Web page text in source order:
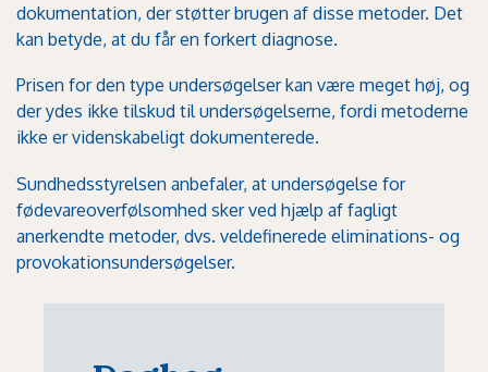
dokumentation, der støtter brugen af disse metoder. Det
kan betyde, at du får en forkert diagnose.
Prisen for den type undersøgelser kan være meget høj, og
der ydes ikke tilskud til undersøgelserne, fordi metoderne
ikke er videnskabeligt dokumenterede.
Sundhedsstyrelsen anbefaler, at undersøgelse for
fødevareoverfølsomhed sker ved hjælp af fagligt
anerkendte metoder, dvs. veldefinerede eliminations- og
provokationsundersøgelser.